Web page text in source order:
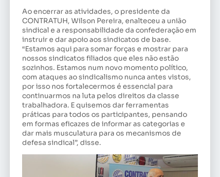
Ao encerrar as atividades, o presidente da
CONTRATUH, Wilson Pereira, enalteceu a união
sindical e a responsabilidade da confederação em
instruir e dar apoio aos sindicatos de base.
“Estamos aqui para somar forças e mostrar para
nossos sindicatos filiados que eles não estão
sozinhos. Estamos num novo momento político,
com ataques ao sindicalismo nunca antes vistos,
por isso nos fortalecermos é essencial para
continuarmos na luta pelos direitos da classe
trabalhadora. E quisemos dar ferramentas
práticas para todos os participantes, pensando
em formas eficazes de informar as categorias e
dar mais musculatura para os mecanismos de
defesa sindical”, disse.